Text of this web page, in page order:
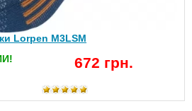
Lorpen M3LSM
672 грн.